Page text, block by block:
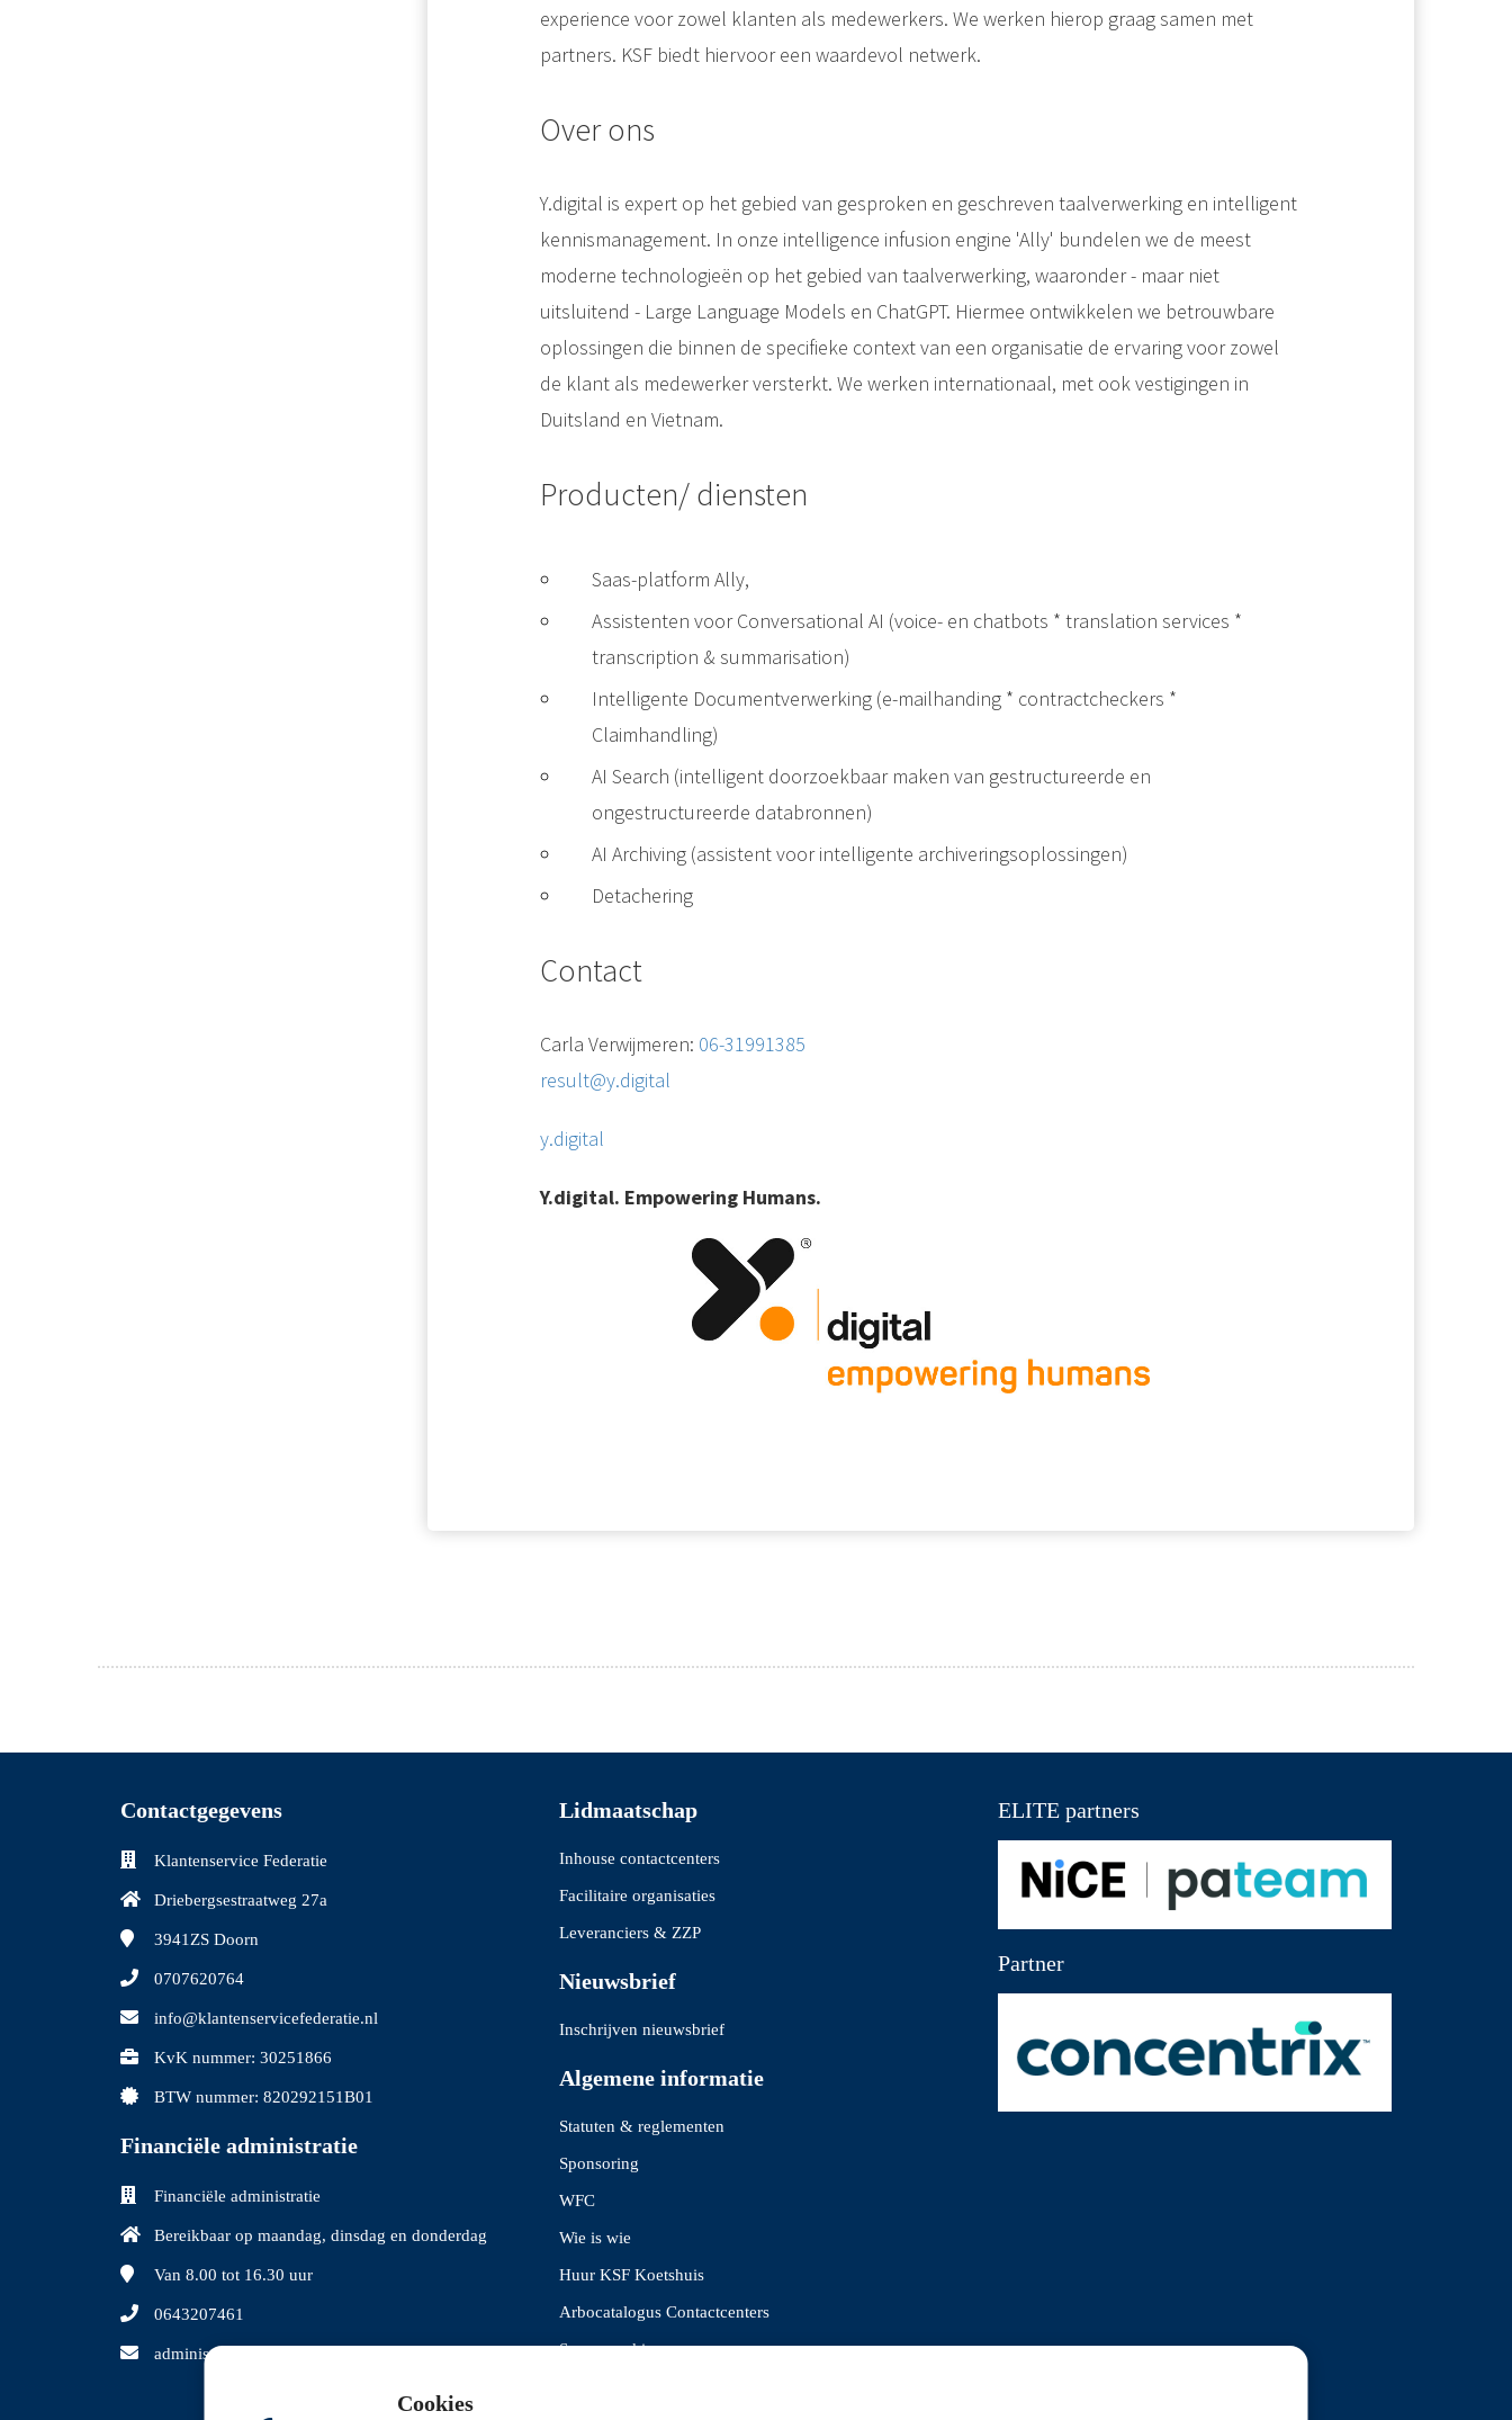
experience voor zowel klanten als medewerkers. We werken hierop graag samen met
partners. KSF biedt hiervoor een waardevol netwerk.
Over ons
Y.digital is expert op het gebied van gesproken en geschreven taalverwerking en intelligent
kennismanagement. In onze intelligence infusion engine 'Ally' bundelen we de meest
moderne technologieën op het gebied van taalverwerking, waaronder - maar niet
uitsluitend - Large Language Models en ChatGPT. Hiermee ontwikkelen we betrouwbare
oplossingen die binnen de specifieke context van een organisatie de ervaring voor zowel
de klant als medewerker versterkt. We werken internationaal, met ook vestigingen in
Duitsland en Vietnam.
Producten/ diensten
Saas-platform Ally,
Assistenten voor Conversational AI (voice- en chatbots * translation services *
transcription & summarisation)
Intelligente Documentverwerking (e-mailhanding * contractcheckers *
Claimhandling)
AI Search (intelligent doorzoekbaar maken van gestructureerde en
ongestructureerde databronnen)
AI Archiving (assistent voor intelligente archiveringsoplossingen)
Detachering
Contact
Carla Verwijmeren: 06-31991385
result@y.digital
y.digital
Y.digital. Empowering Humans.
Contactgegevens
Klantenservice Federatie
Driebergsestraatweg 27a
3941ZS Doorn
0707620764
info@klantenservicefederatie.nl
KvK nummer: 30251866
BTW nummer: 820292151B01
Financiële administratie
Financiële administratie
Bereikbaar op maandag, dinsdag en donderdag
Van 8.00 tot 16.30 uur
0643207461
administratie@klantenservicefederatie.nl
Lidmaatschap
Inhouse contactcenters
Facilitaire organisaties
Leveranciers & ZZP
Nieuwsbrief
Inschrijven nieuwsbrief
Algemene informatie
Statuten & reglementen
Sponsoring
WFC
Wie is wie
Huur KSF Koetshuis
Arbocatalogus Contactcenters
Samenwerkingen
ELITE partners
Partner
Cookies